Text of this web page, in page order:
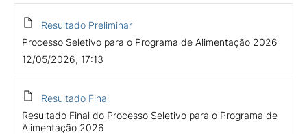
Resultado Preliminar
Processo Seletivo para o Programa de Alimentação 2026
12/05/2026, 17:13
Resultado Final
Resultado Final do Processo Seletivo para o Programa de
Alimentação 2026